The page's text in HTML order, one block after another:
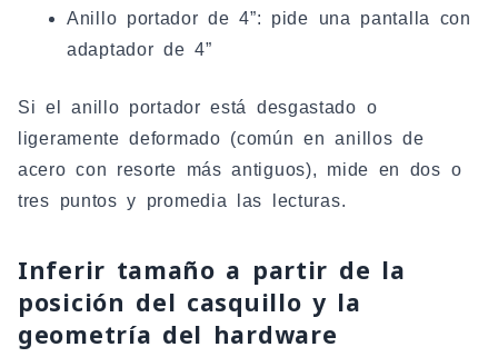
Anillo portador de 4”: pide una pantalla con
adaptador de 4”
Si el anillo portador está desgastado o
ligeramente deformado (común en anillos de
acero con resorte más antiguos), mide en dos o
tres puntos y promedia las lecturas.
Inferir tamaño a partir de la
posición del casquillo y la
geometría del hardware